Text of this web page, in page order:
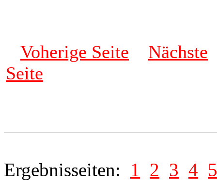
Voherige Seite
Nächste
Seite
Ergebnisseiten: 1 2 3 4 5